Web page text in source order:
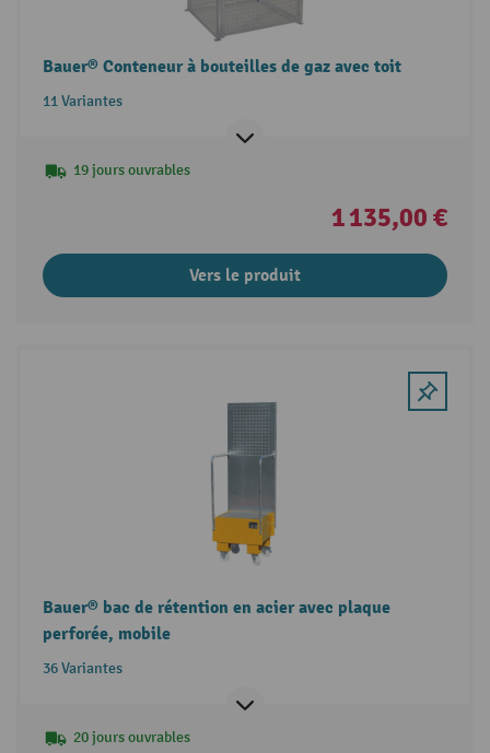
Bauer® Conteneur à bouteilles de gaz avec toit
11 Variantes
19 jours ouvrables
1 135,00 €
Vers le produit
Bauer® bac de rétention en acier avec plaque
perforée, mobile
36 Variantes
20 jours ouvrables